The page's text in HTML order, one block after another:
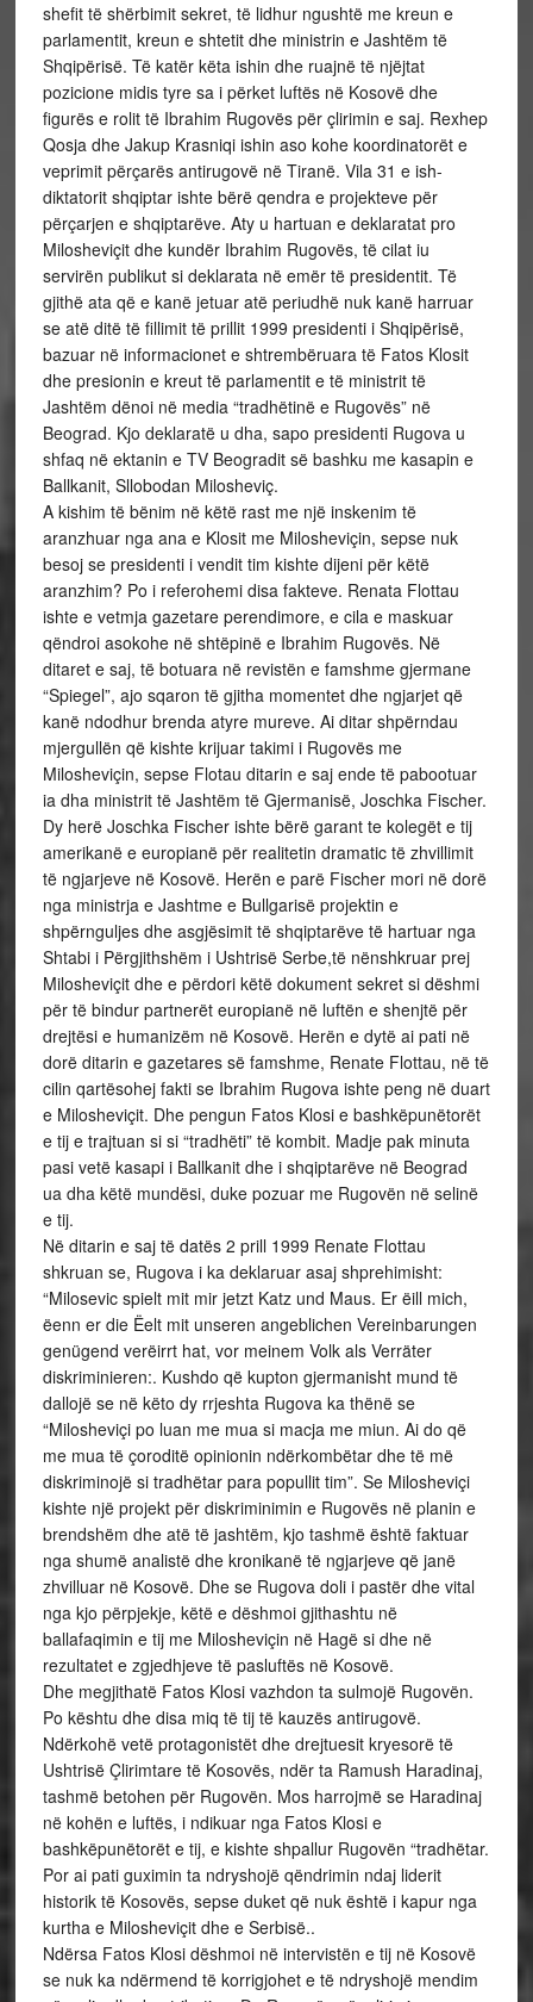
shefit të shërbimit sekret, të lidhur ngushtë me kreun e
parlamentit, kreun e shtetit dhe ministrin e Jashtëm të
Shqipërisë. Të katër këta ishin dhe ruajnë të njëjtat
pozicione midis tyre sa i përket luftës në Kosovë dhe
figurës e rolit të Ibrahim Rugovës për çlirimin e saj. Rexhep
Qosja dhe Jakup Krasniqi ishin aso kohe koordinatorët e
veprimit përçarës antirugovë në Tiranë. Vila 31 e ish-
diktatorit shqiptar ishte bërë qendra e projekteve për
përçarjen e shqiptarëve. Aty u hartuan e deklaratat pro
Milosheviçit dhe kundër Ibrahim Rugovës, të cilat iu
servirën publikut si deklarata në emër të presidentit. Të
gjithë ata që e kanë jetuar atë periudhë nuk kanë harruar
se atë ditë të fillimit të prillit 1999 presidenti i Shqipërisë,
bazuar në informacionet e shtrembëruara të Fatos Klosit
dhe presionin e kreut të parlamentit e të ministrit të
Jashtëm dënoi në media “tradhëtinë e Rugovës” në
Beograd. Kjo deklaratë u dha, sapo presidenti Rugova u
shfaq në ektanin e TV Beogradit së bashku me kasapin e
Ballkanit, Sllobodan Milosheviç.
A kishim të bënim në këtë rast me një inskenim të
aranzhuar nga ana e Klosit me Milosheviçin, sepse nuk
besoj se presidenti i vendit tim kishte dijeni për këtë
aranzhim? Po i referohemi disa fakteve. Renata Flottau
ishte e vetmja gazetare perendimore, e cila e maskuar
qëndroi asokohe në shtëpinë e Ibrahim Rugovës. Në
ditaret e saj, të botuara në revistën e famshme gjermane
“Spiegel”, ajo sqaron të gjitha momentet dhe ngjarjet që
kanë ndodhur brenda atyre mureve. Ai ditar shpërndau
mjergullën që kishte krijuar takimi i Rugovës me
Milosheviçin, sepse Flotau ditarin e saj ende të pabootuar
ia dha ministrit të Jashtëm të Gjermanisë, Joschka Fischer.
Dy herë Joschka Fischer ishte bërë garant te kolegët e tij
amerikanë e europianë për realitetin dramatic të zhvillimit
të ngjarjeve në Kosovë. Herën e parë Fischer mori në dorë
nga ministrja e Jashtme e Bullgarisë projektin e
shpërnguljes dhe asgjësimit të shqiptarëve të hartuar nga
Shtabi i Përgjithshëm i Ushtrisë Serbe,të nënshkruar prej
Milosheviçit dhe e përdori këtë dokument sekret si dëshmi
për të bindur partnerët europianë në luftën e shenjtë për
drejtësi e humanizëm në Kosovë. Herën e dytë ai pati në
dorë ditarin e gazetares së famshme, Renate Flottau, në të
cilin qartësohej fakti se Ibrahim Rugova ishte peng në duart
e Milosheviçit. Dhe pengun Fatos Klosi e bashkëpunëtorët
e tij e trajtuan si si “tradhëti” të kombit. Madje pak minuta
pasi vetë kasapi i Ballkanit dhe i shqiptarëve në Beograd
ua dha këtë mundësi, duke pozuar me Rugovën në selinë
e tij.
Në ditarin e saj të datës 2 prill 1999 Renate Flottau
shkruan se, Rugova i ka deklaruar asaj shprehimisht:
“Milosevic spielt mit mir jetzt Katz und Maus. Er ëill mich,
ëenn er die Ëelt mit unseren angeblichen Vereinbarungen
genügend verëirrt hat, vor meinem Volk als Verräter
diskriminieren:. Kushdo që kupton gjermanisht mund të
dallojë se në këto dy rrjeshta Rugova ka thënë se
“Milosheviçi po luan me mua si macja me miun. Ai do që
me mua të çoroditë opinionin ndërkombëtar dhe të më
diskriminojë si tradhëtar para popullit tim”. Se Milosheviçi
kishte një projekt për diskriminimin e Rugovës në planin e
brendshëm dhe atë të jashtëm, kjo tashmë është faktuar
nga shumë analistë dhe kronikanë të ngjarjeve që janë
zhvilluar në Kosovë. Dhe se Rugova doli i pastër dhe vital
nga kjo përpjekje, këtë e dëshmoi gjithashtu në
ballafaqimin e tij me Milosheviçin në Hagë si dhe në
rezultatet e zgjedhjeve të pasluftës në Kosovë.
Dhe megjithatë Fatos Klosi vazhdon ta sulmojë Rugovën.
Po kështu dhe disa miq të tij të kauzës antirugovë.
Ndërkohë vetë protagonistët dhe drejtuesit kryesorë të
Ushtrisë Çlirimtare të Kosovës, ndër ta Ramush Haradinaj,
tashmë betohen për Rugovën. Mos harrojmë se Haradinaj
në kohën e luftës, i ndikuar nga Fatos Klosi e
bashkëpunëtorët e tij, e kishte shpallur Rugovën “tradhëtar.
Por ai pati guximin ta ndryshojë qëndrimin ndaj liderit
historik të Kosovës, sepse duket që nuk është i kapur nga
kurtha e Milosheviçit dhe e Serbisë..
Ndërsa Fatos Klosi dëshmoi në intervistën e tij në Kosovë
se nuk ka ndërmend të korrigjohet e të ndryshojë mendim